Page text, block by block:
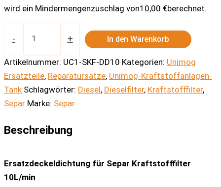
wird ein Mindermengenzuschlag von10,00 €berechnet.
-
Kraftstofffilter
10L/min
Menge
+ In den Warenkorb
Artikelnummer: UC1-SKF-DD10 Kategorien: Unimog
Ersatzteile, Reparatursätze, Unimog-Kraftstoffanlagen-
Tank Schlagwörter: Diesel, Dieselfilter, Kraftstofffilter,
Separ Marke: Separ
Beschreibung
Ersatzdeckeldichtung für Separ Kraftstofffilter
10L/min